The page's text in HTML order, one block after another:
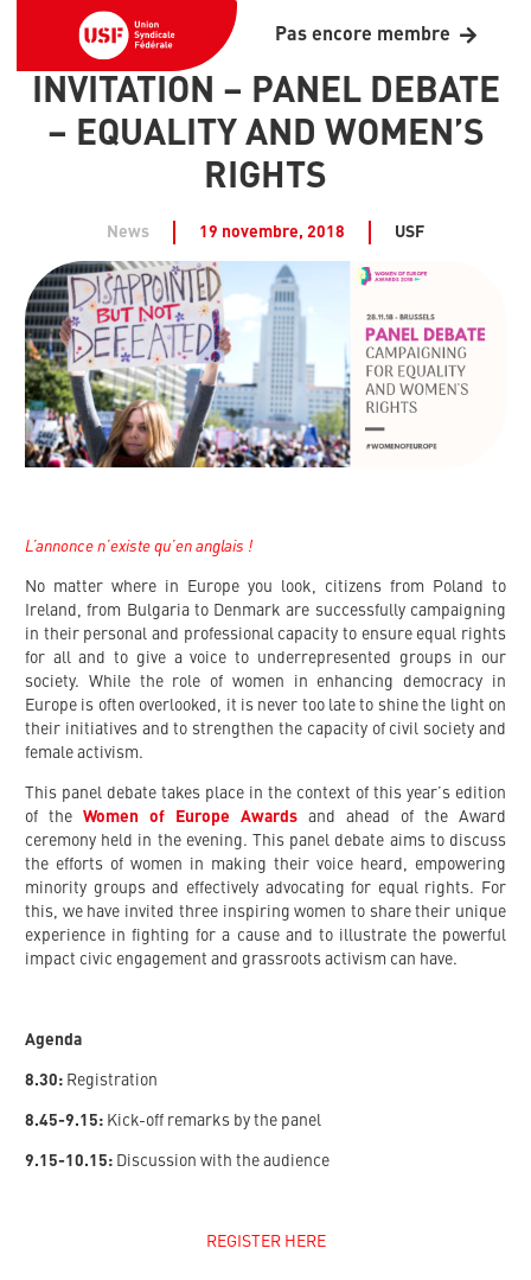
Pas encore membre
INVITATION – PANEL DEBATE
– EQUALITY AND WOMEN’S
RIGHTS
News 19 novembre, 2018 USF
L’annonce n’existe qu’en anglais !
No matter where in Europe you look, citizens from Poland to
Ireland, from Bulgaria to Denmark are successfully campaigning
in their personal and professional capacity to ensure equal rights
for all and to give a voice to underrepresented groups in our
society. While the role of women in enhancing democracy in
Europe is often overlooked, it is never too late to shine the light on
their initiatives and to strengthen the capacity of civil society and
female activism.
This panel debate takes place in the context of this year’s edition
of the Women of Europe Awards and ahead of the Award
ceremony held in the evening. This panel debate aims to discuss
the efforts of women in making their voice heard, empowering
minority groups and effectively advocating for equal rights. For
this, we have invited three inspiring women to share their unique
experience in fighting for a cause and to illustrate the powerful
impact civic engagement and grassroots activism can have.
Agenda
8.30: Registration
8.45-9.15: Kick-off remarks by the panel
9.15-10.15: Discussion with the audience
REGISTER HERE